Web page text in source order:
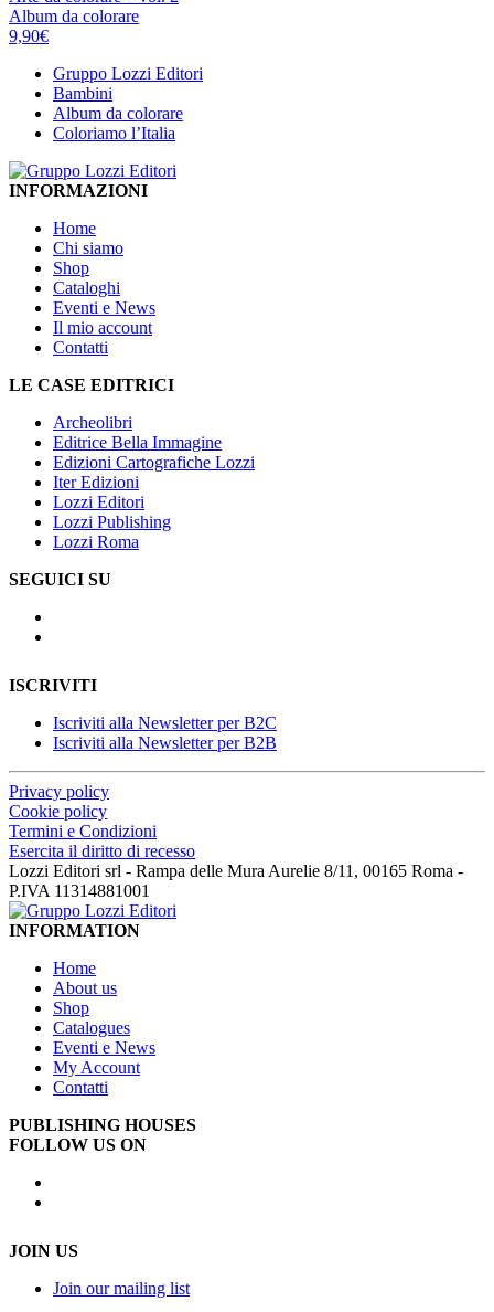
Album da colorare
9,90€
Gruppo Lozzi Editori
Bambini
Album da colorare
Coloriamo l’Italia
INFORMAZIONI
Home
Chi siamo
Shop
Cataloghi
Eventi e News
Il mio account
Contatti
LE CASE EDITRICI
Archeolibri
Editrice Bella Immagine
Edizioni Cartografiche Lozzi
Iter Edizioni
Lozzi Editori
Lozzi Publishing
Lozzi Roma
SEGUICI SU
ISCRIVITI
Iscriviti alla Newsletter per B2C
Iscriviti alla Newsletter per B2B
Privacy policy
Cookie policy
Termini e Condizioni
Esercita il diritto di recesso
Lozzi Editori srl - Rampa delle Mura Aurelie 8/11, 00165 Roma -
P.IVA 11314881001
INFORMATION
Home
About us
Shop
Catalogues
Eventi e News
My Account
Contatti
PUBLISHING HOUSES
FOLLOW US ON
JOIN US
Join our mailing list